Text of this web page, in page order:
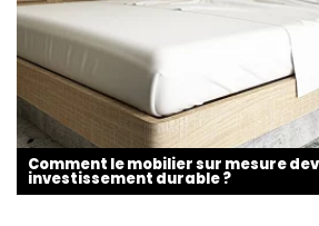
Comment le mobilier sur mesure
investissement durable ?